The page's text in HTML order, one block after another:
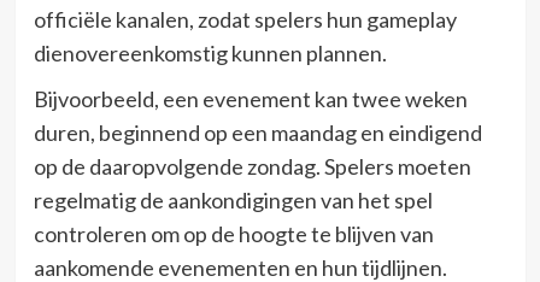
officiële kanalen, zodat spelers hun gameplay
dienovereenkomstig kunnen plannen.
Bijvoorbeeld, een evenement kan twee weken
duren, beginnend op een maandag en eindigend
op de daaropvolgende zondag. Spelers moeten
regelmatig de aankondigingen van het spel
controleren om op de hoogte te blijven van
aankomende evenementen en hun tijdlijnen.